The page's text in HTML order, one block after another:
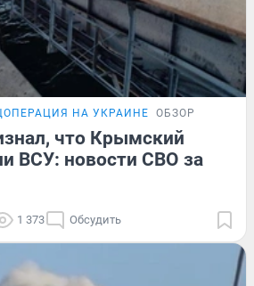
НА УКРАИНЕ ОБЗОР
что Крымский
ВСУ: новости СВО за
1 373 Обсудить